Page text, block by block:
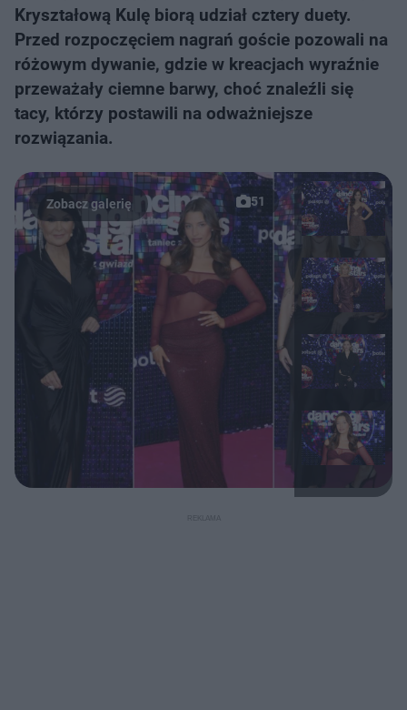
Kryształową Kulę biorą udział cztery duety.
Przed rozpoczęciem nagrań goście pozowali na
różowym dywanie, gdzie w kreacjach wyraźnie
przeważały ciemne barwy, choć znaleźli się
tacy, którzy postawili na odważniejsze
rozwiązania.
51